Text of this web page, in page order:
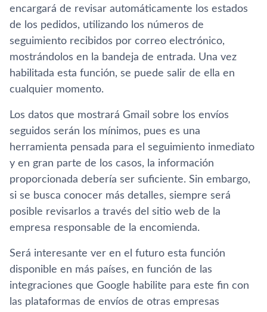
encargará de revisar automáticamente los estados
de los pedidos, utilizando los números de
seguimiento recibidos por correo electrónico,
mostrándolos en la bandeja de entrada. Una vez
habilitada esta función, se puede salir de ella en
cualquier momento.
Los datos que mostrará Gmail sobre los envíos
seguidos serán los mínimos, pues es una
herramienta pensada para el seguimiento inmediato
y en gran parte de los casos, la información
proporcionada debería ser suficiente. Sin embargo,
si se busca conocer más detalles, siempre será
posible revisarlos a través del sitio web de la
empresa responsable de la encomienda.
Será interesante ver en el futuro esta función
disponible en más países, en función de las
integraciones que Google habilite para este fin con
las plataformas de envíos de otras empresas